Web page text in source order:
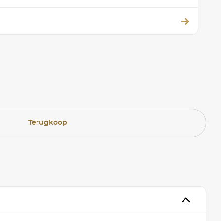
Terugkoop